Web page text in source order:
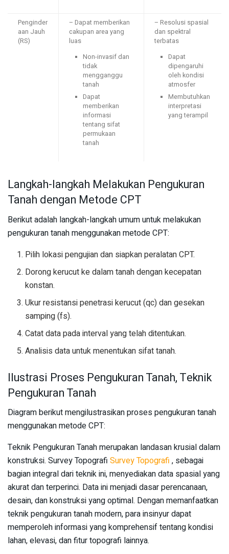
Penginder
aan Jauh
(RS)
– Dapat memberikan
cakupan area yang
luas
Non-invasif dan
tidak
mengganggu
tanah
Dapat
memberikan
informasi
tentang sifat
permukaan
tanah
– Resolusi spasial
dan spektral
terbatas
Dapat
dipengaruhi
oleh kondisi
atmosfer
Membutuhkan
interpretasi
yang terampil
Langkah-langkah Melakukan Pengukuran
Tanah dengan Metode CPT
Berikut adalah langkah-langkah umum untuk melakukan
pengukuran tanah menggunakan metode CPT:
Pilih lokasi pengujian dan siapkan peralatan CPT.
Dorong kerucut ke dalam tanah dengan kecepatan
konstan.
Ukur resistansi penetrasi kerucut (qc) dan gesekan
samping (fs).
Catat data pada interval yang telah ditentukan.
Analisis data untuk menentukan sifat tanah.
Ilustrasi Proses Pengukuran Tanah, Teknik
Pengukuran Tanah
Diagram berikut mengilustrasikan proses pengukuran tanah
menggunakan metode CPT:
Teknik Pengukuran Tanah merupakan landasan krusial dalam
konstruksi. Survey Topografi Survey Topografi , sebagai
bagian integral dari teknik ini, menyediakan data spasial yang
akurat dan terperinci. Data ini menjadi dasar perencanaan,
desain, dan konstruksi yang optimal. Dengan memanfaatkan
teknik pengukuran tanah modern, para insinyur dapat
memperoleh informasi yang komprehensif tentang kondisi
lahan, elevasi, dan fitur topografi lainnya.